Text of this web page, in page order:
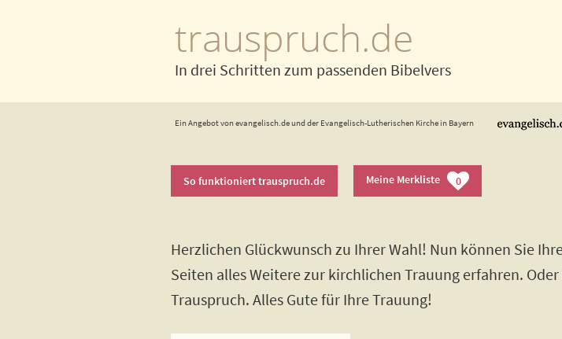
trauspruch.de
In drei Schritten zum passenden Bibelvers
Ein Angebot von evangelisch.de und der Evangelisch-Lutherischen Kirche in Bayern
So funktioniert trauspruch.de Meine Merkliste 0
Herzlichen Glückwunsch zu Ihrer Wahl! Nun können Sie
Seiten alles Weitere zur kirchlichen Trauung erfahren.
Trauspruch. Alles Gute für Ihre Trauung!